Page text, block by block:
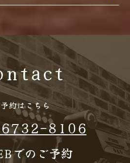
予約はこちら
8106
でのご予約